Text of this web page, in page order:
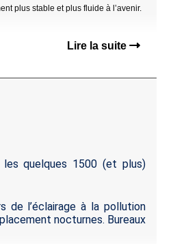
plus stable et plus fluide à l’avenir.
Lire la suite
les quelques 1500 (et plus)
de l’éclairage à la pollution
nocturnes. Bureaux